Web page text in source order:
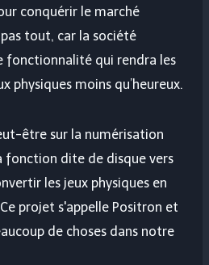
conquérir le marché
pas tout, car la société
fonctionnalité qui rendra les
physiques moins qu’heureux.
être sur la numérisation
fonction dite de disque vers
les jeux physiques en
projet s'appelle Positron et
de choses dans notre